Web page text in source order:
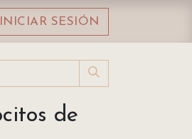
INICIAR SESIÓN
de